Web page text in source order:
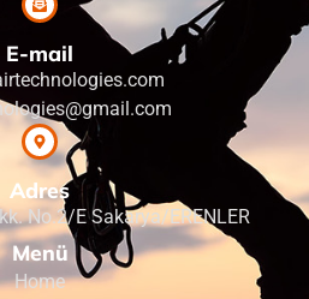
E-mail
Adres
No.2/E Sakarya/ERENLER
Menü
Home